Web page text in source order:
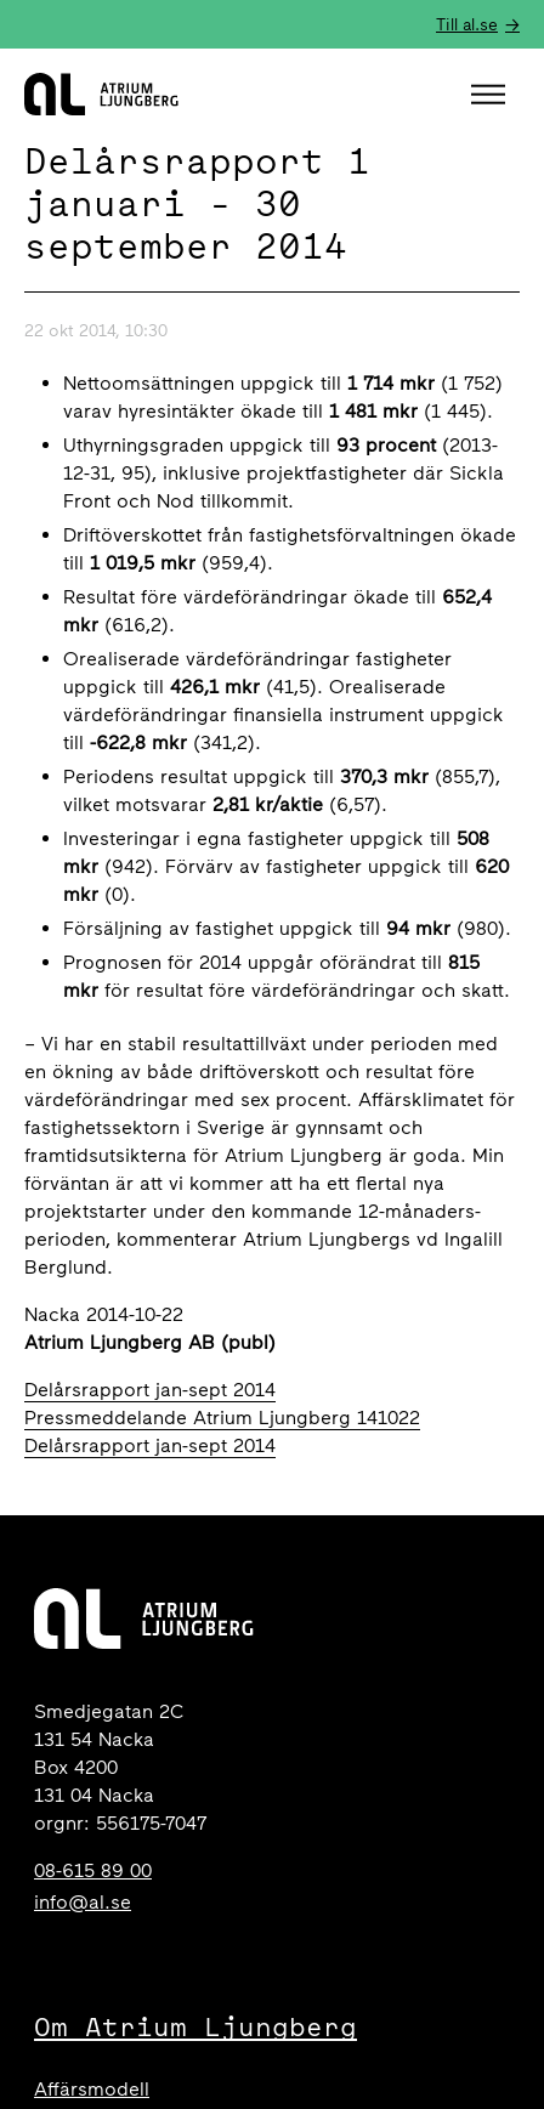
Till al.se
Hem
Delårsrapport 1
januari - 30
september 2014
22 okt 2014, 10:30
Nettoomsättningen uppgick till 1 714 mkr (1 752)
varav hyresintäkter ökade till 1 481 mkr (1 445).
Uthyrningsgraden uppgick till 93 procent(2013-
12-31, 95), inklusive projektfastigheter där Sickla
Front och Nod tillkommit.
Driftöverskottet från fastighetsförvaltningen ökade
till 1 019,5 mkr (959,4).
Resultat före värdeförändringar ökade till 652,4
mkr (616,2).
Orealiserade värdeförändringar fastigheter
uppgick till 426,1 mkr (41,5). Orealiserade
värdeförändringar finansiella instrument uppgick
till -622,8 mkr (341,2).
Periodens resultat uppgick till 370,3 mkr (855,7),
vilket motsvarar 2,81 kr/aktie (6,57).
Investeringar i egna fastigheter uppgick till 508
mkr (942). Förvärv av fastigheter uppgick till 620
mkr (0).
Försäljning av fastighet uppgick till 94 mkr (980).
Prognosen för 2014 uppgår oförändrat till 815
mkr för resultat före värdeförändringar och skatt.
– Vi har en stabil resultattillväxt under perioden med
en ökning av både driftöverskott och resultat före
värdeförändringar med sex procent. Affärsklimatet för
fastighetssektorn i Sverige är gynnsamt och
framtidsutsikterna för Atrium Ljungberg är goda. Min
förväntan är att vi kommer att ha ett flertal nya
projektstarter under den kommande 12-månaders-
perioden, kommenterar Atrium Ljungbergs vd Ingalill
Berglund.
Nacka 2014-10-22
Atrium Ljungberg AB (publ)
Delårsrapport jan-sept 2014
Pressmeddelande Atrium Ljungberg 141022
Delårsrapport jan-sept 2014
Smedjegatan 2C
131 54 Nacka
Box 4200
131 04 Nacka
orgnr: 556175-7047
08-615 89 00
info@al.se
Om Atrium Ljungberg
Affärsmodell